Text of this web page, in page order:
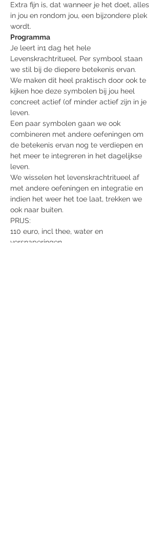
Extra fijn is, dat wanneer je het doet, alles
in jou en rondom jou, een bijzondere plek
wordt.
Programma
Je leert in1 dag het hele
Levenskrachtritueel. Per symbool staan
we stil bij de diepere betekenis ervan.
We maken dit heel praktisch door ook te
kijken hoe deze symbolen bij jou heel
concreet actief (of minder actief zijn in je
leven.
Een paar symbolen gaan we ook
combineren met andere oefeningen om
de betekenis ervan nog te verdiepen en
het meer te integreren in het dagelijkse
leven.
We wisselen het levenskrachtritueel af
met andere oefeningen en integratie en
indien het weer het toe laat, trekken we
ook naar buiten.
PRIJS:
110 euro, incl thee, water en
versnaperingen